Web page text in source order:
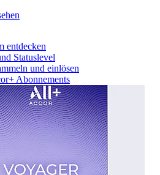
entdecken
Statuslevel
und einlösen
Abonnements